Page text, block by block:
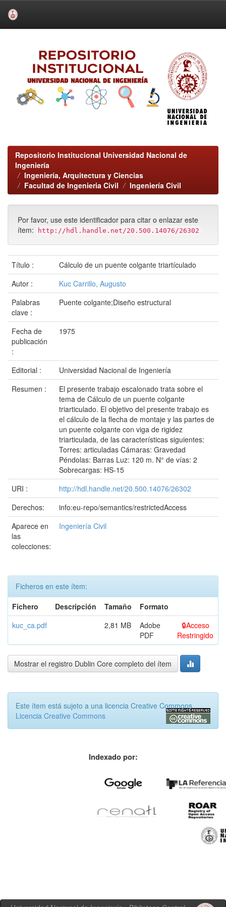
Repositorio Institucional Universidad Nacional de
Ingeniería
Ingeniería, Arquitectura y Ciencias
Facultad de Ingenieria Civil
Ingeniería Civil
Por favor, use este identificador para citar o enlazar este
ítem:
http://hdl.handle.net/20.500.14076/26302
Título :
Cálculo de un puente colgante triartículado
Autor :
Kuc Carrillo, Augusto
Palabras
clave :
Puente colgante;Diseño estructural
Fecha de
publicación
:
1975
Editorial :
Universidad Nacional de Ingeniería
Resumen :
El presente trabajo escalonado trata sobre el
tema de Cálculo de un puente colgante
triarticulado. El objetivo del presente trabajo es
el cálculo de la flecha de montaje y las partes de
un puente colgante con viga de rigidez
triarticulada, de las características siguientes:
Torres: articuladas Cámaras: Gravedad
Péndolas: Barras Luz: 120 m. N° de vías: 2
Sobrecargas: HS-15
URI :
http://hdl.handle.net/20.500.14076/26302
Derechos:
info:eu-repo/semantics/restrictedAccess
Aparece en
las
colecciones:
Ingeniería Civil
Ficheros en este ítem:
Fichero
Descripción Tamaño
Formato
kuc_ca.pdf
2,81 MB
Adobe
PDF
Acceso
Restringido
Mostrar el registro Dublin Core completo del ítem
Este ítem está sujeto a una licencia Creative Commons
Licencia Creative Commons
Indexado por: